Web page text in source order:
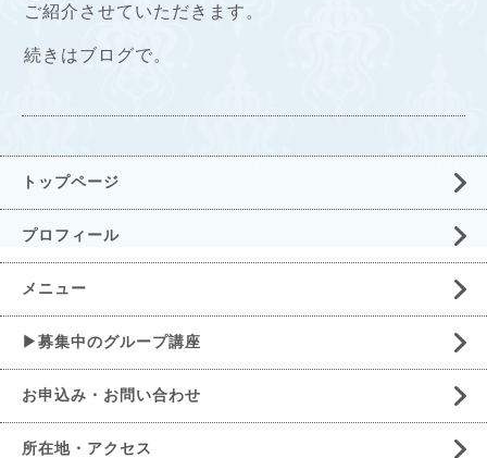
ご紹介させていただきます。
続きはブログで。
トップページ
プロフィール
メニュー
▶募集中のグループ講座
お申込み・お問い合わせ
所在地・アクセス